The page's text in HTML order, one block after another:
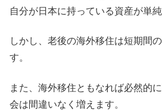
自分が日本に持っている資産が単
しかし、老後の海外移住は短期間
す。
また、海外移住ともなれば必然的
会は間違いなく増えます。